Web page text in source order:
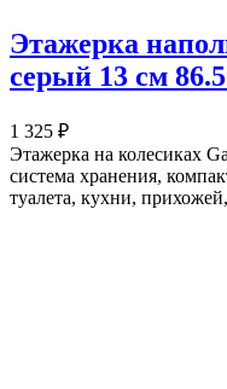
Этажерка
серый 13 см
1 325 ₽
Этажерка на колесиках
система хранения,
туалета, кухни,